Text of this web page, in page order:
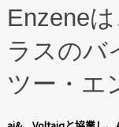
Enzene
ラスのバ
ツー・エ
表しまし